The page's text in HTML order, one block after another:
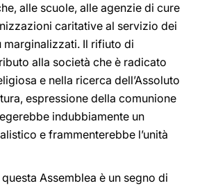
alle scuole, alle agenzie di cure
caritative al servizio dei
marginalizzati. Il rifiuto di
alla società che è radicato
e nella ricerca dell’Assoluto
espressione della comunione
indubbiamente un
e frammenterebbe l’unità
Assemblea è un segno di